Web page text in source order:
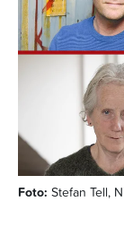
Foto: Stefan Tell,